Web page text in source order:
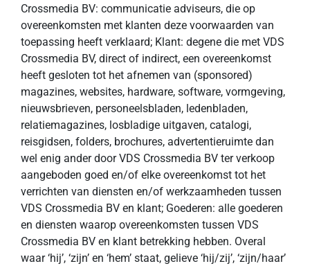
Crossmedia BV: communicatie adviseurs, die op
overeenkomsten met klanten deze voorwaarden van
toepassing heeft verklaard; Klant: degene die met VDS
Crossmedia BV, direct of indirect, een overeenkomst
heeft gesloten tot het afnemen van (sponsored)
magazines, websites, hardware, software, vormgeving,
nieuwsbrieven, personeelsbladen, ledenbladen,
relatiemagazines, losbladige uitgaven, catalogi,
reisgidsen, folders, brochures, advertentieruimte dan
wel enig ander door VDS Crossmedia BV ter verkoop
aangeboden goed en/of elke overeenkomst tot het
verrichten van diensten en/of werkzaamheden tussen
VDS Crossmedia BV en klant; Goederen: alle goederen
en diensten waarop overeenkomsten tussen VDS
Crossmedia BV en klant betrekking hebben. Overal
waar ‘hij’, ‘zijn’ en ‘hem’ staat, gelieve ‘hij/zij’, ‘zijn/haar’